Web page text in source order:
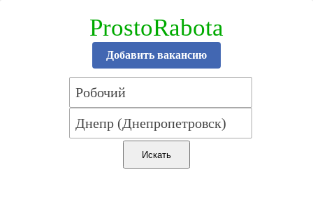
ProstoRabota
Добавить вакансию